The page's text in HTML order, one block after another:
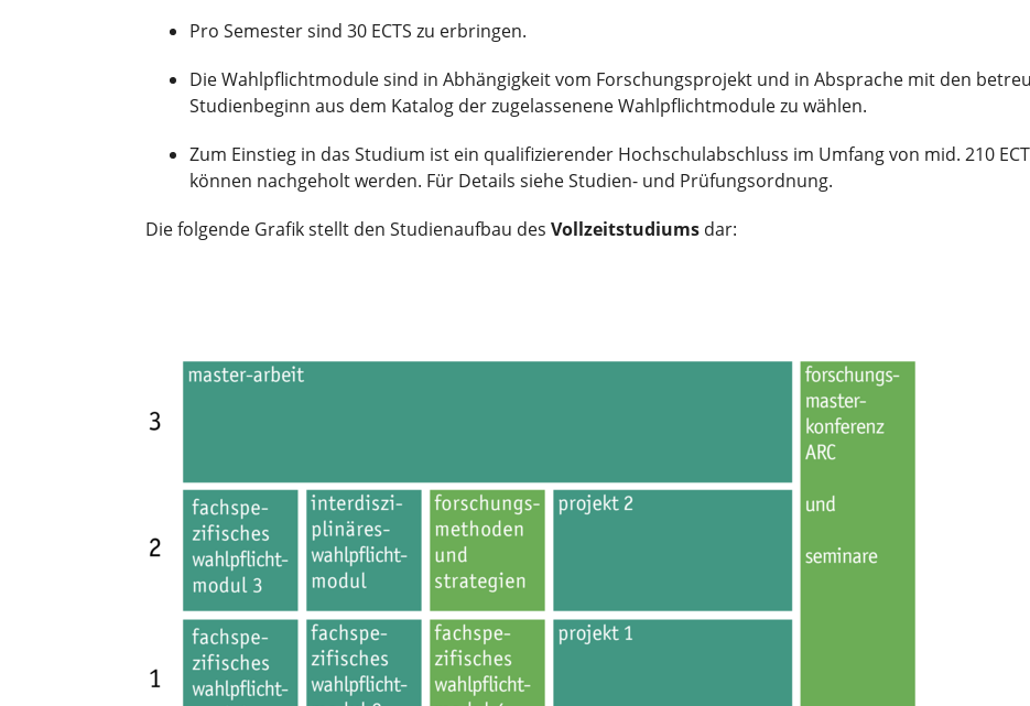
Pro Semester sind 30 ECTS zu erbringen.
Die Wahlpflichtmodule sind in Abhängigkeit vom Forschungsprojekt und in Absprache mit den
Studienbeginn aus dem Katalog der zugelassenene Wahlpflichtmodule zu wählen.
Zum Einstieg in das Studium ist ein qualifizierender Hochschulabschluss im Umfang von mid. 210
können nachgeholt werden. Für Details siehe Studien- und Prüfungsordnung.
Die folgende Grafik stellt den Studienaufbau des Vollzeitstudiums dar: